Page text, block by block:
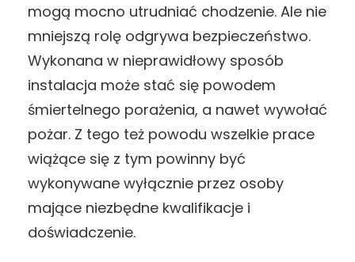
mogą mocno utrudniać chodzenie. Ale nie
mniejszą rolę odgrywa bezpieczeństwo.
Wykonana w nieprawidłowy sposób
instalacja może stać się powodem
śmiertelnego porażenia, a nawet wywołać
pożar. Z tego też powodu wszelkie prace
wiążące się z tym powinny być
wykonywane wyłącznie przez osoby
mające niezbędne kwalifikacje i
doświadczenie.